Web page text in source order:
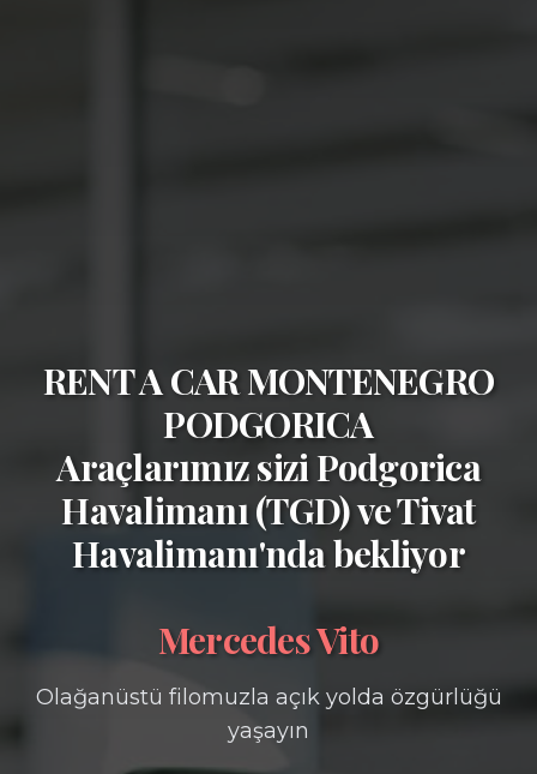
RENT A CAR MONTENEGRO
PODGORICA
Araçlarımız siziPodgorica
Havalimanı (TGD)veTivat
Havalimanı'nda bekliyor
Mercedes Vito
Olağanüstü filomuzla açık yolda özgürlüğü
yaşayın